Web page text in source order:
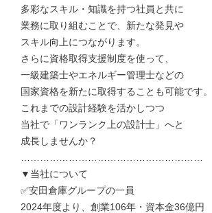
多彩なスキル・知識を持つ社員と共に
業務に取り組むことで、新たな発見や
スキル向上につながります。
さらに資格取得支援制度を使って、
一級建築士やエネルギー管理士などの
国家資格を新たに取得することも可能です。
これまでの設計経験を活かしつつ
当社で「ワンランク上の設計士」へと
成長しませんか？
▼当社について
✅安田倉庫グループの一員
2024年度より、創業106年・資本金36億円